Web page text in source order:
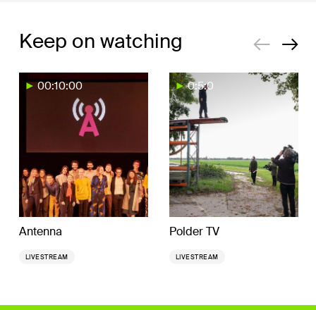
Keep on watching
00:10:00
Antenna
LIVESTREAM
0:5:0
Polder TV
LIVESTREAM